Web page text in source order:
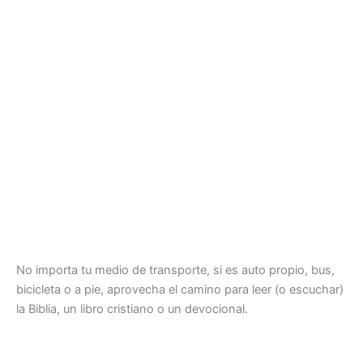
No importa tu medio de transporte, si es auto propio, bus,
bicicleta o a pie, aprovecha el camino para leer (o escuchar)
la Biblia, un libro cristiano o un devocional.